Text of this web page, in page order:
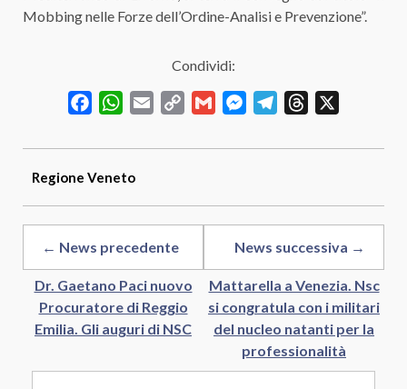
Mobbing nelle Forze dell’Ordine-Analisi e Prevenzione”.
Condividi:
FacebookWhatsApp
Email
Copy
Gmail MessengerTelegramThreads
Regione Veneto
← News precedente
Dr. Gaetano Paci nuovo
Procuratore di Reggio
Emilia. Gli auguri di NSC
News successiva →
Mattarella a Venezia. Nsc
si congratula con i militari
del nucleo natanti per la
professionalità